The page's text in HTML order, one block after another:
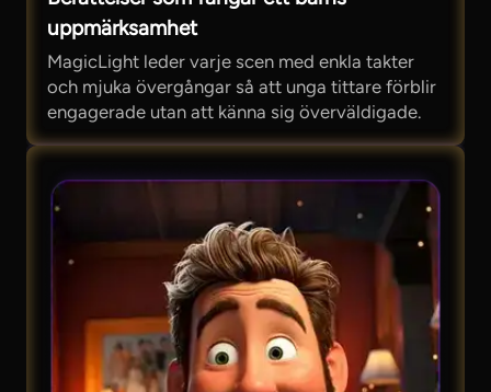
uppmärksamhet
MagicLight leder varje scen med enkla takter
och mjuka övergångar så att unga tittare förblir
engagerade utan att känna sig överväldigade.